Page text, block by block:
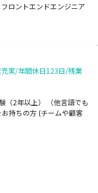
ロントエンドエンジニア
充実/年間休日123日/残業
（2年以上） （他言語でも
持ちの方 (チームや顧客